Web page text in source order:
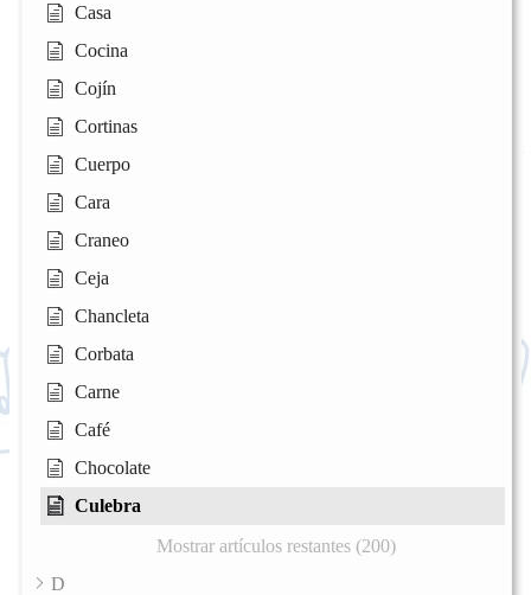
Casa
Cocina
Cojín
Cortinas
Cuerpo
Cara
Craneo
Ceja
Chancleta
Corbata
Carne
Café
Chocolate
Culebra
Mostrar artículos restantes (200)
D